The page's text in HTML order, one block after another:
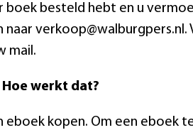
boek besteld hebt en u
naar
mail.
Hoe werkt dat?
eboek kopen. Om een eboek